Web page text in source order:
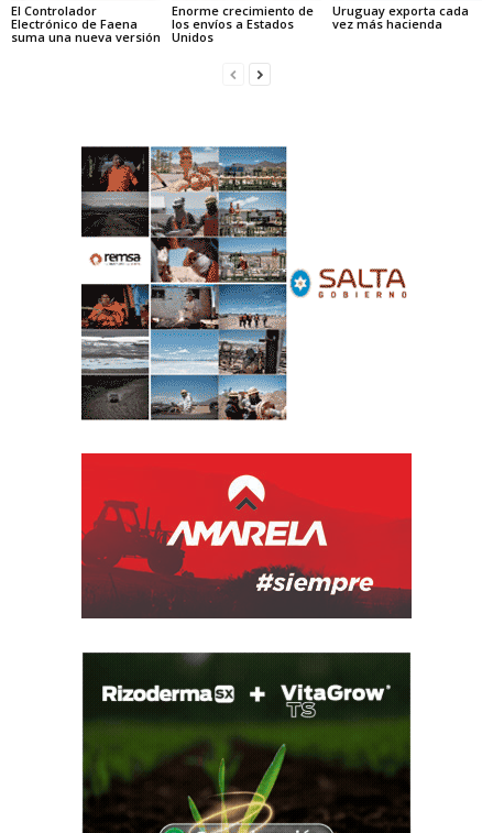
El Controlador
Electrónico de Faena
suma una nueva versión
Enorme crecimiento de
los envíos a Estados
Unidos
Uruguay exporta cada
vez más hacienda